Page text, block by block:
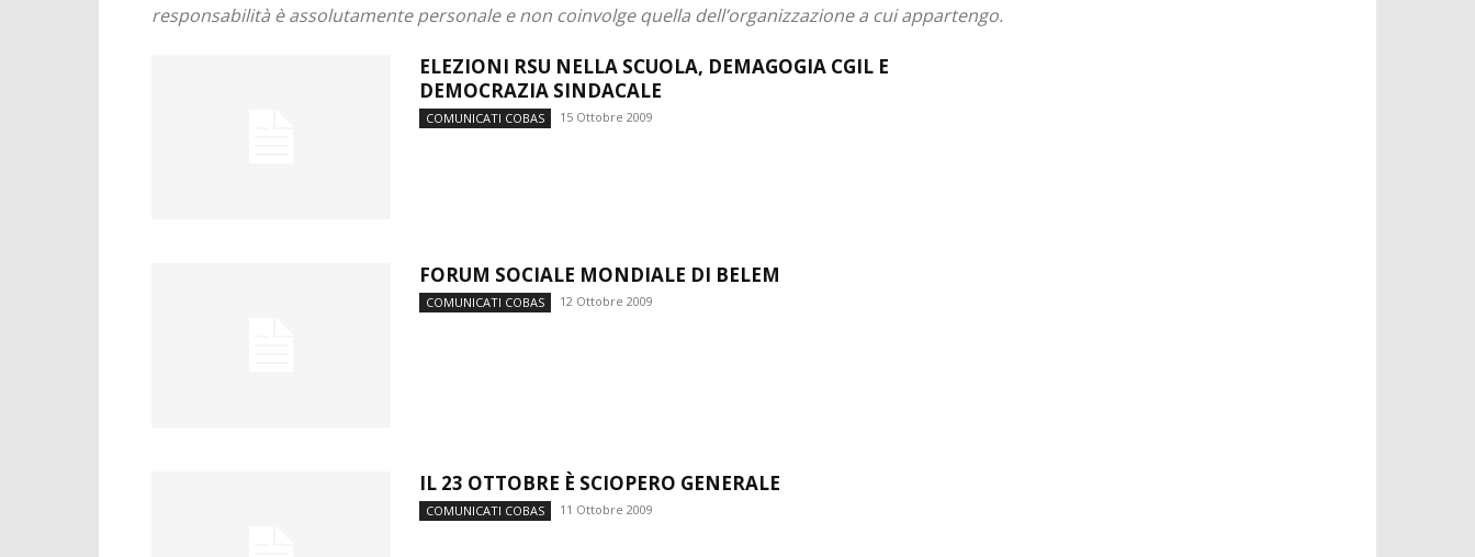
responsabilità è assolutamente personale e non coinvolge quella dell’organizzazione a cui appartengo.
ELEZIONI RSU NELLA SCUOLA, DEMAGOGIA CGIL E
DEMOCRAZIA SINDACALE
COMUNICATI COBAS 15 Ottobre 2009
FORUM SOCIALE MONDIALE DI BELEM
COMUNICATI COBAS 12 Ottobre 2009
IL 23 OTTOBRE È SCIOPERO GENERALE
COMUNICATI COBAS 11 Ottobre 2009